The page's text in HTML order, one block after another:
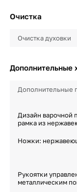
Очистка
Очистка духовки
Дополнительные
Дополнительные
Дизайн варочной
рамка из
Ножки:
Рукоятки
металлическим